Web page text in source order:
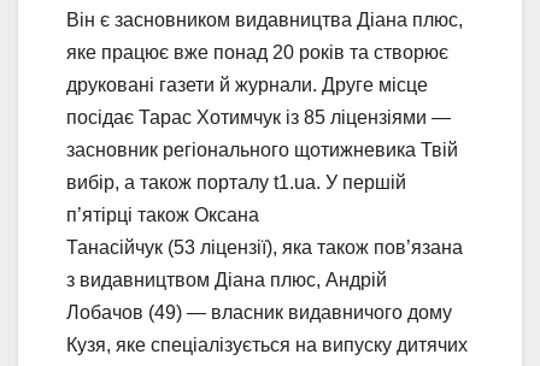
Він є засновником видавництва Діана плюс,
яке працює вже понад 20 років та створює
друковані газети й журнали. Друге місце
посідає Тарас Хотимчук із 85 ліцензіями —
засновник регіонального щотижневика Твій
вибір, а також порталу t1.ua. У першій
п’ятірці також Оксана
Танасійчук (53 ліцензії), яка також пов’язана
з видавництвом Діана плюс, Андрій
Лобачов (49) — власник видавничого дому
Кузя, яке спеціалізується на випуску дитячих